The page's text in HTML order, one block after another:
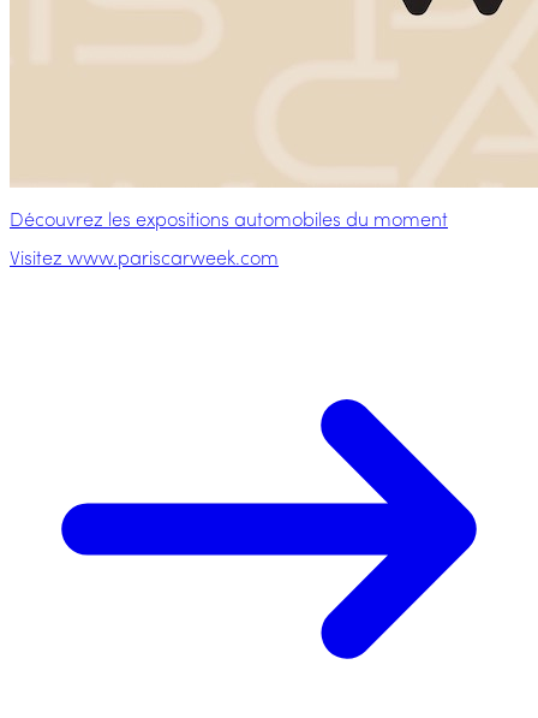
Découvrez les expositions automobiles du moment
Visitez www.pariscarweek.com